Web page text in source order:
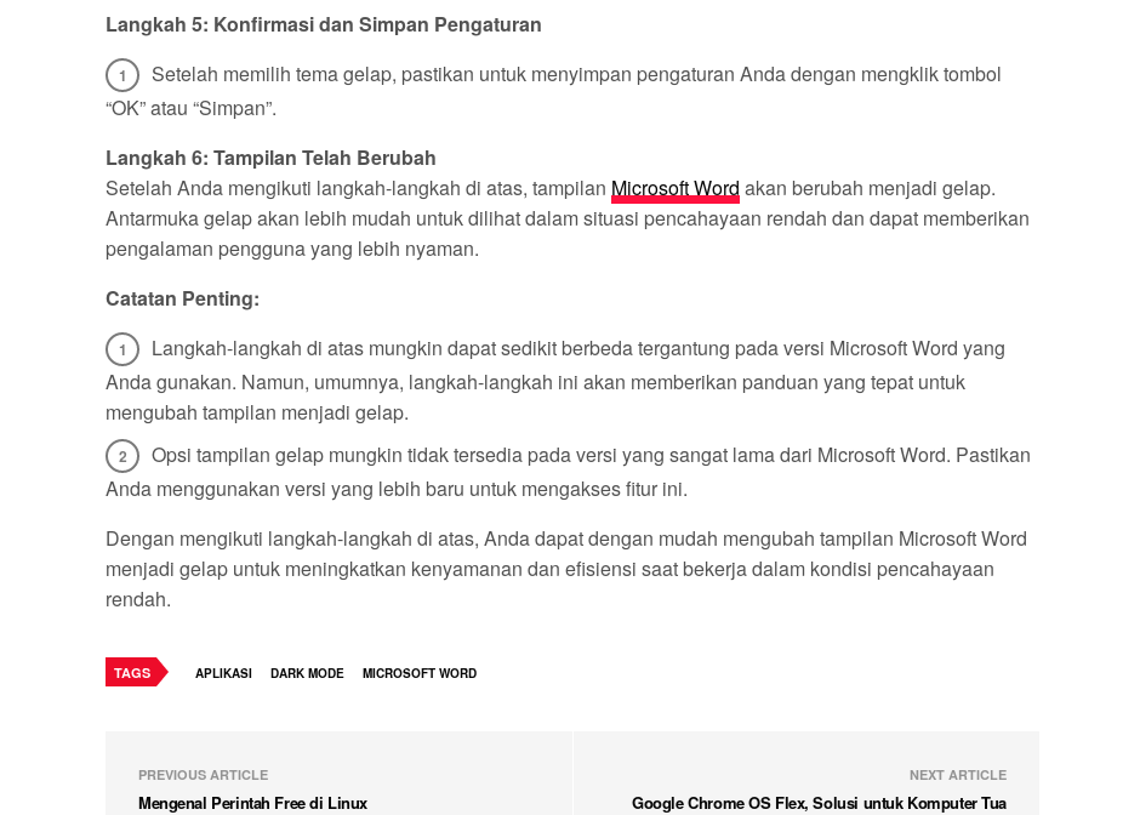
Langkah 5: Konfirmasi dan Simpan Pengaturan
Setelah memilih tema gelap, pastikan untuk menyimpan pengaturan Anda dengan mengklik tombol
“OK” atau “Simpan”.
Langkah 6: Tampilan Telah Berubah
Setelah Anda mengikuti langkah-langkah di atas, tampilan Microsoft Word akan berubah menjadi gelap.
Antarmuka gelap akan lebih mudah untuk dilihat dalam situasi pencahayaan rendah dan dapat memberikan
pengalaman pengguna yang lebih nyaman.
Catatan Penting:
Langkah-langkah di atas mungkin dapat sedikit berbeda tergantung pada versi Microsoft Word yang
Anda gunakan. Namun, umumnya, langkah-langkah ini akan memberikan panduan yang tepat untuk
mengubah tampilan menjadi gelap.
Opsi tampilan gelap mungkin tidak tersedia pada versi yang sangat lama dari Microsoft Word. Pastikan
Anda menggunakan versi yang lebih baru untuk mengakses fitur ini.
Dengan mengikuti langkah-langkah di atas, Anda dapat dengan mudah mengubah tampilan Microsoft Word
menjadi gelap untuk meningkatkan kenyamanan dan efisiensi saat bekerja dalam kondisi pencahayaan
rendah.
TAGS APLIKASI DARK MODE MICROSOFT WORD
PREVIOUS ARTICLE
Mengenal Perintah Free di Linux
NEXT ARTICLE
Google Chrome OS Flex, Solusi untuk Komputer Tua